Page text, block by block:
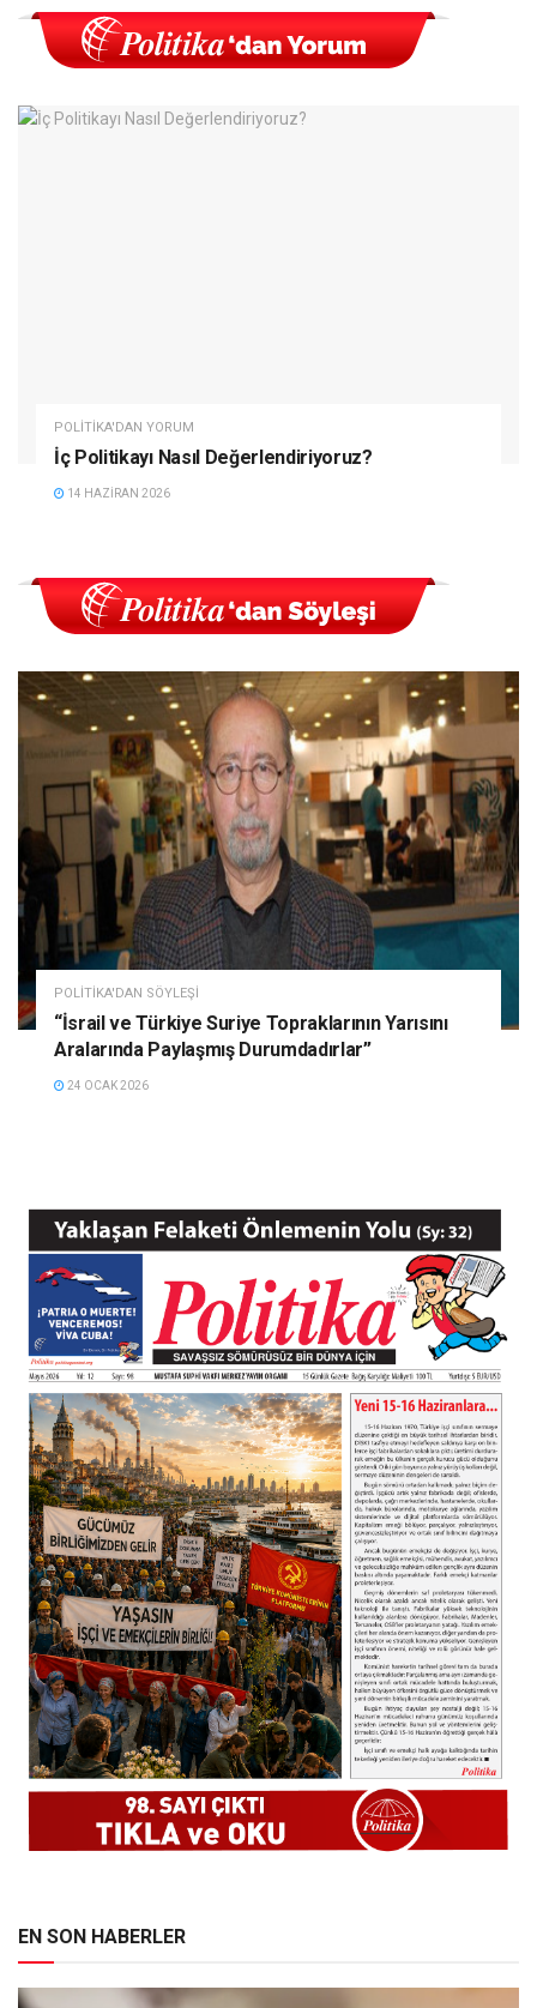
POLITIKA'DAN YORUM
İç Politikayı Nasıl Değerlendiriyoruz?
14 HAZIRAN 2026
POLITIKA'DAN SÖYLEŞI
“İsrail ve Türkiye Suriye Topraklarının Yarısını
Aralarında Paylaşmış Durumdadırlar”
24 OCAK 2026
EN SON HABERLER